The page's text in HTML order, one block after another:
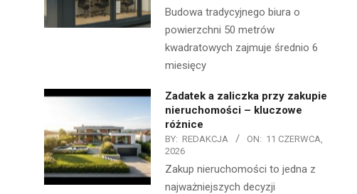
Budowa tradycyjnego biura o
powierzchni 50 metrów
kwadratowych zajmuje średnio 6
miesięcy
Zadatek a zaliczka przy zakupie
nieruchomości – kluczowe
różnice
BY: REDAKCJA ON: 11 CZERWCA,
2026
Zakup nieruchomości to jedna z
najważniejszych decyzji